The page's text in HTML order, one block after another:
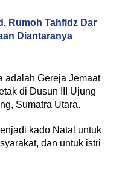
Rumoh Tahfidz Dar
Diantaranya
adalah Gereja Jemaat
di Dusun III Ujung
Sumatra Utara.
kado Natal untuk
dan untuk istri